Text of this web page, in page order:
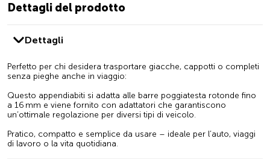
Dettagli del prodotto
Dettagli
Perfetto per chi desidera trasportare giacche, cappotti o completi
senza pieghe anche in viaggio:
Questo appendiabiti si adatta alle barre poggiatesta rotonde fino
a 16 mm e viene fornito con adattatori che garantiscono
un’ottimale regolazione per diversi tipi di veicolo.
Pratico, compatto e semplice da usare – ideale per l’auto, viaggi
di lavoro o la vita quotidiana.